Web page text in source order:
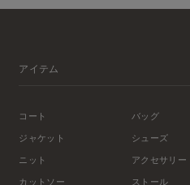
アイテム
コート
ジャケット
ニット
カットソー
バッグ
シューズ
アクセサリー
ストール